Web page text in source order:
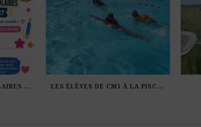
LES FOURNITURES SCOLAIRES POUR LA RENTRÉE 2026-27 LES ÉLÈVES DE CM1 À LA PISCINE MUNICIPALE DE KERDURAND